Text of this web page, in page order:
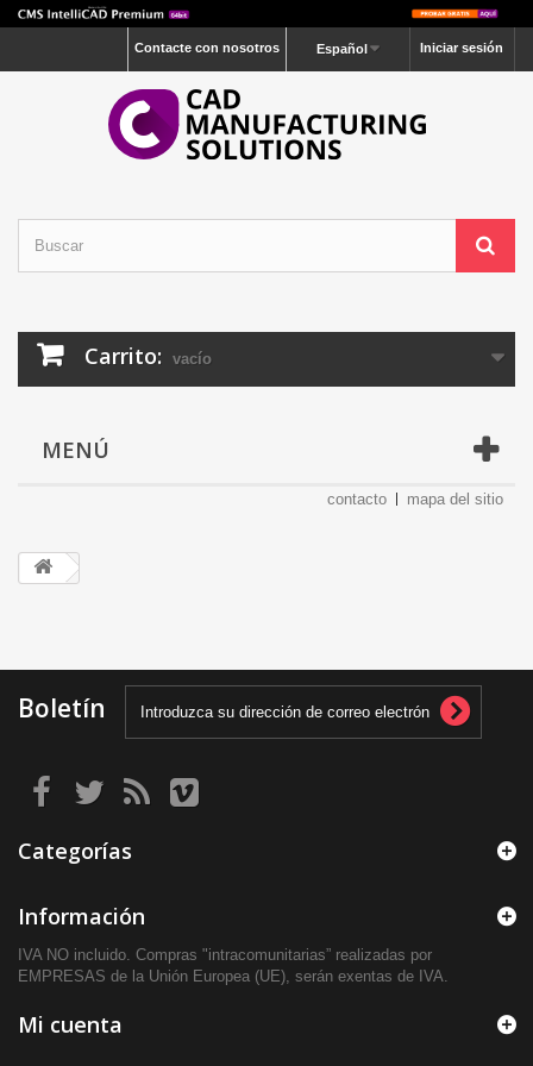
Iniciar sesión
Español
Contacte con nosotros
Carrito: vacío
MENÚ
contacto mapa del sitio
Boletín
Categorías
Información
IVA NO incluido. Compras "intracomunitarias” realizadas por
EMPRESAS de la Unión Europea (UE), serán exentas de IVA.
Mi cuenta